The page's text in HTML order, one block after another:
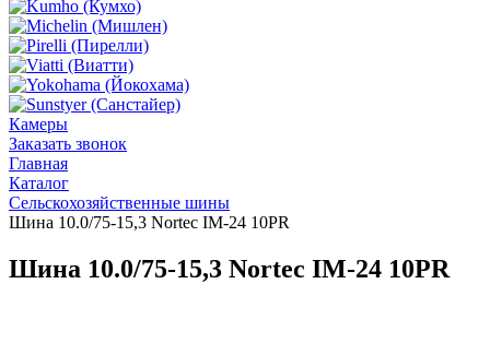
Камеры
Заказать звонок
Главная
Каталог
Сельскохозяйственные шины
Шина 10.0/75-15,3 Nortec IM-24 10PR
Шина 10.0/75-15,3 Nortec IM-24 10PR